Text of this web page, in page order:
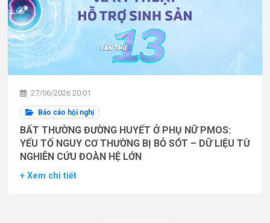
27/06/2026 20:01
Báo cáo hội nghị
BẤT THƯỜNG ĐƯỜNG HUYẾT Ở PHỤ NỮ PMOS:
YẾU TỐ NGUY CƠ THƯỜNG BỊ BỎ SÓT – DỮ LIỆU TỪ
NGHIÊN CỨU ĐOÀN HỆ LỚN
+ Xem chi tiết